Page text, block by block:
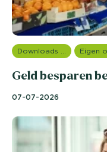
Geld besparen
07-07-2026